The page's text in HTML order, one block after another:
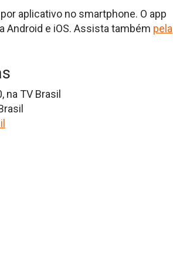
aplicativo no smartphone. O app
Android e iOS. Assista também pela
na TV Brasil